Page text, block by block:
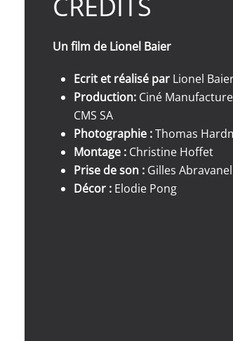
Un film de Lionel Baier
Ecrit et réalisé par Lionel
Production: Ciné Manufacture
CMS SA
Photographie :Thomas
Montage : Christine Hoffet
Prise de son : Gilles Abravanel
Décor : Elodie Pong